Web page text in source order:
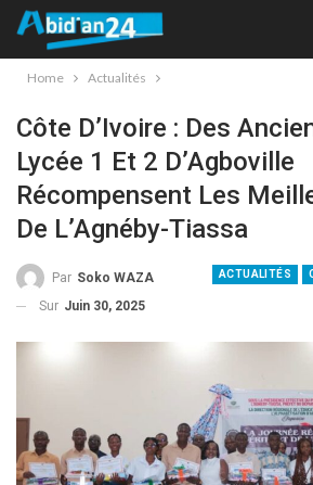
Home Actualités
Côte D’Ivoire : Des
Lycée 1 Et 2 D’Agboville
Récompensent Les
De L’Agnéby-Tiassa
ACTUALITÉS
Par Soko WAZA
Sur Juin 30, 2025